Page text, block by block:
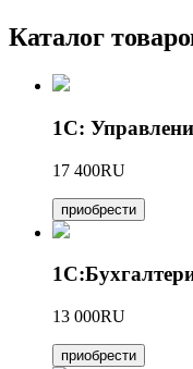
Каталог
1С:
17 400RU
приобрести
13 000RU
приобрести